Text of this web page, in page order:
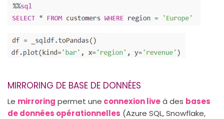
MIRRORING DE BASE DE DONNÉES
Le mirroring permet une connexion liveà des bases
de données opérationnelles (Azure SQL, Snowflake,